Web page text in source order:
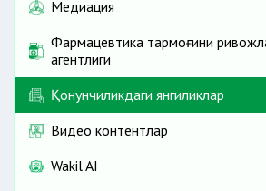
Медиация
Фармацевтика тармоғини
агентлиги
Қонунчиликдаги янгиликлар
Видео контентлар
Wakil AI